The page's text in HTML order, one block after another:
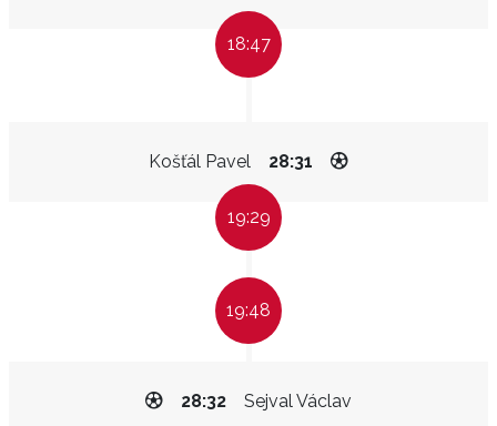
18:47
Košťál Pavel 28:31
19:29
19:48
Sejval Václav
28:32